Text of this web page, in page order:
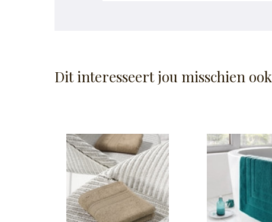
Dit interesseert jou misschien ook